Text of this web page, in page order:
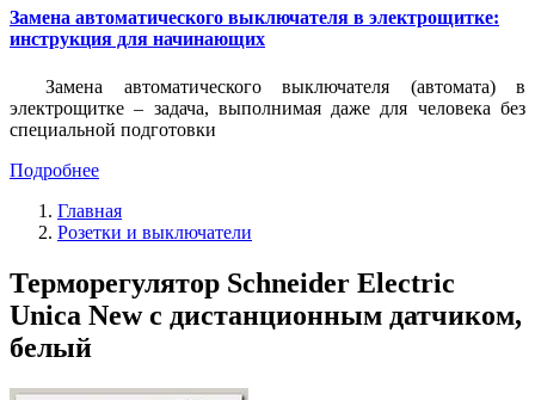
Замена автоматического выключателя в электрощитке:
инструкция для начинающих
Замена автоматического выключателя (автомата) в
электрощитке – задача, выполнимая даже для человека без
специальной подготовки
Подробнее
Главная
Розетки и выключатели
Терморегулятор Schneider Electric
Unica New с дистанционным датчиком,
белый